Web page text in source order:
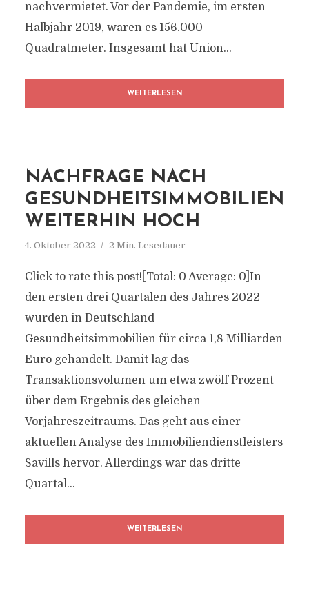
nachvermietet. Vor der Pandemie, im ersten
Halbjahr 2019, waren es 156.000
Quadratmeter. Insgesamt hat Union...
WEITERLESEN
NACHFRAGE NACH
GESUNDHEITSIMMOBILIEN
WEITERHIN HOCH
4. Oktober 2022 2 Min. Lesedauer
Click to rate this post![Total: 0 Average: 0]In
den ersten drei Quartalen des Jahres 2022
wurden in Deutschland
Gesundheitsimmobilien für circa 1,8 Milliarden
Euro gehandelt. Damit lag das
Transaktionsvolumen um etwa zwölf Prozent
über dem Ergebnis des gleichen
Vorjahreszeitraums. Das geht aus einer
aktuellen Analyse des Immobiliendienstleisters
Savills hervor. Allerdings war das dritte
Quartal...
WEITERLESEN